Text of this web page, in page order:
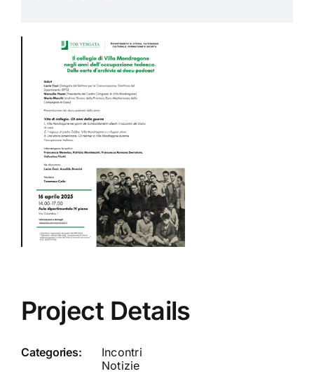
Project Details
Categories:
Incontri
Notizie